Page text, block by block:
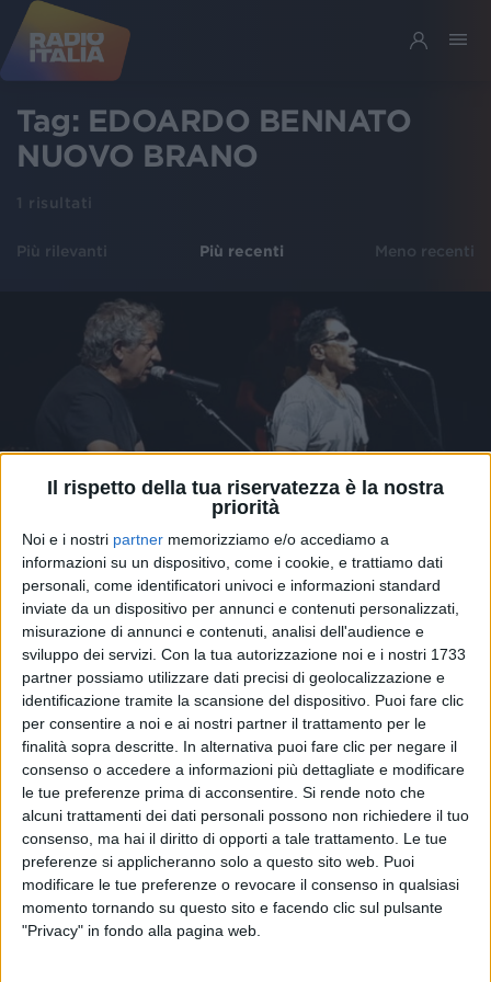
Il rispetto della tua riservatezza è la nostra
priorità
Noi e i nostri partner memorizziamo e/o accediamo a
informazioni su un dispositivo, come i cookie, e trattiamo dati
personali, come identificatori univoci e informazioni standard
inviate da un dispositivo per annunci e contenuti personalizzati,
misurazione di annunci e contenuti, analisi dell'audience e
sviluppo dei servizi. Con la tua autorizzazione noi e i nostri 1733
partner possiamo utilizzare dati precisi di geolocalizzazione e
identificazione tramite la scansione del dispositivo. Puoi fare clic
per consentire a noi e ai nostri partner il trattamento per le
finalità sopra descritte. In alternativa puoi fare clic per negare il
consenso o accedere a informazioni più dettagliate e modificare
le tue preferenze prima di acconsentire. Si rende noto che
alcuni trattamenti dei dati personali possono non richiedere il tuo
consenso, ma hai il diritto di opporti a tale trattamento. Le tue
preferenze si applicheranno solo a questo sito web. Puoi
modificare le tue preferenze o revocare il consenso in qualsiasi
momento tornando su questo sito e facendo clic sul pulsante
"Privacy" in fondo alla pagina web.
Tag: EDOARDO BENNATO
NUOVO BRANO
1 risultati
Più rilevanti Più recenti Meno recenti
19 apr 2020
Edoardo ed Eugenio Bennato: il singolo “La
realtà non può essere questa”
I proventi della canzone saranno devoluti in
beneficenza
Chi siamo